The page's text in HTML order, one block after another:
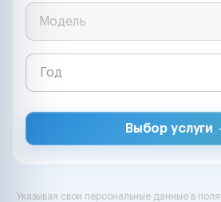
Модель
Выбор услуги
Указывая свои персональные данные в